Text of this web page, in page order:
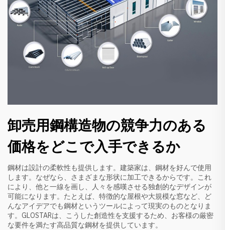
卸売用鋼構造物の競争力のある
価格をどこで入手できるか
鋼材は設計の柔軟性も提供します。建築家は、鋼材を好んで使用
します。なぜなら、さまざまな形状に加工できるからです。これ
により、他と一線を画し、人々を感嘆させる独創的なデザインが
可能になります。たとえば、特徴的な屋根や大規模な窓など、ど
んなアイデアでも鋼材というツールによって現実のものとなりま
す。GLOSTARは、こうした創造性を支援するため、お客様の厳密
な要件を満たす高品質な鋼材を提供しています。